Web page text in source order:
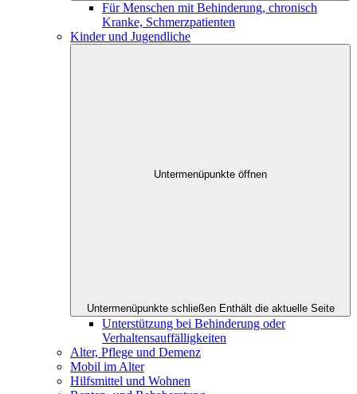
Für Menschen mit Behinderung, chronisch
Kranke, Schmerzpatienten
Kinder und Jugendliche
Untermenüpunkte öffnen
Untermenüpunkte schließen Enthält die aktuelle Seite
Unterstützung bei Behinderung oder
Verhaltensauffälligkeiten
Alter, Pflege und Demenz
Mobil im Alter
Hilfsmittel und Wohnen